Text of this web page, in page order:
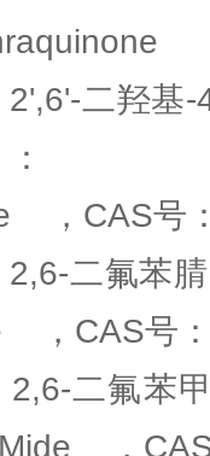
二羟基
2',6'-
，CAS
2,6-二氟
，CAS号
2,6-二氟
，